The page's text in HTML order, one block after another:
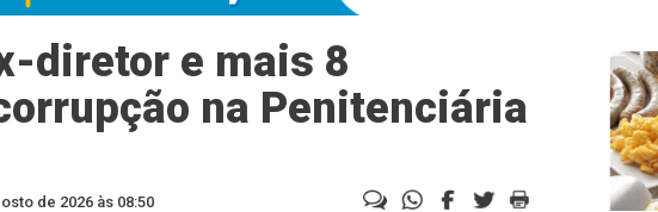
diretor e mais 8
na Penitenciária
de 2026 às 08:50